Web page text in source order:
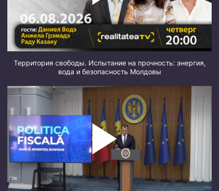
Территория свободы. Испытание на прочность: энергия,
вода и безопасность Молдовы